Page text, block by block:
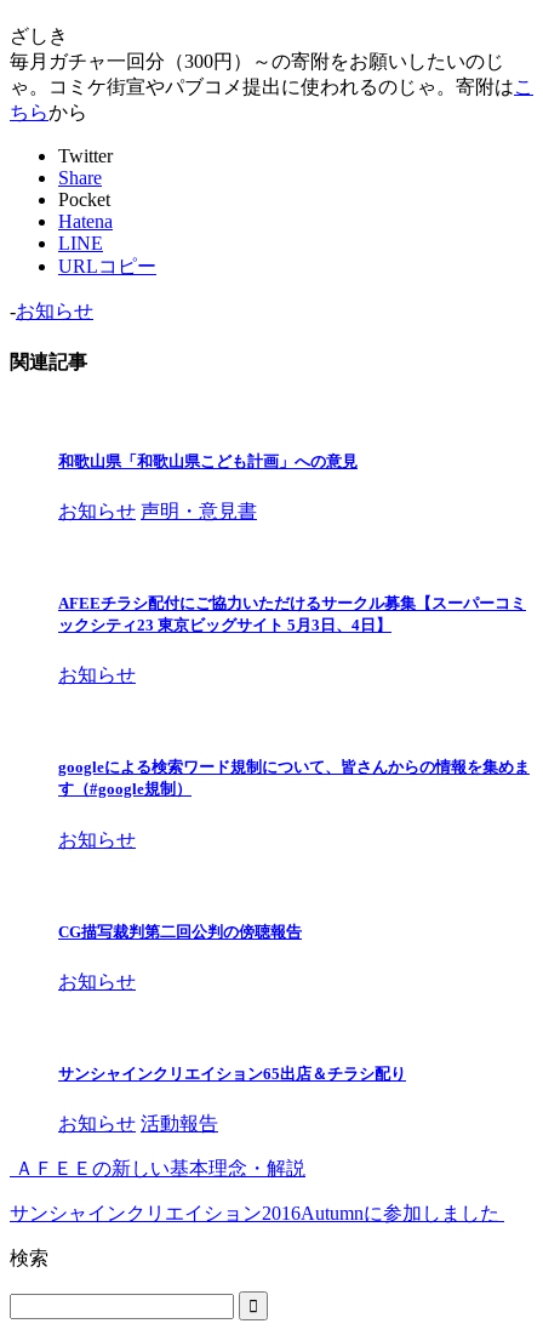
ざしき
毎月ガチャ一回分（300円）～の寄附をお願いしたいのじ
ゃ。コミケ街宣やパブコメ提出に使われるのじゃ。寄附はこ
ちらから
Twitter
Share
Pocket
Hatena
LINE
URLコピー
-お知らせ
関連記事
和歌山県「和歌山県こども計画」への意見
お知らせ 声明・意見書
AFEEチラシ配付にご協力いただけるサークル募集【スーパーコミ
ックシティ23 東京ビッグサイト 5月3日、4日】
お知らせ
googleによる検索ワード規制について、皆さんからの情報を集めま
す（#google規制）
お知らせ
CG描写裁判第二回公判の傍聴報告
お知らせ
サンシャインクリエイション65出店＆チラシ配り
お知らせ 活動報告
ＡＦＥＥの新しい基本理念・解説
サンシャインクリエイション2016Autumnに参加しました
検索